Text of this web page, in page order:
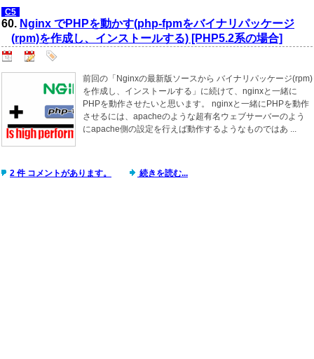
C5
60. Nginx でPHPを動かす(php-fpmをバイナリパッケージ
(rpm)を作成し、インストールする) [PHP5.2系の場合]
前回の「Nginxの最新版ソースから バイナリパッケージ(rpm)
を作成し、インストールする」に続けて、nginxと一緒に
PHPを動作させたいと思います。 nginxと一緒にPHPを動作
させるには、apacheのような超有名ウェブサーバーのよう
にapache側の設定を行えば動作するようなものではあ ...
2 件 コメントがあります。 続きを読む...